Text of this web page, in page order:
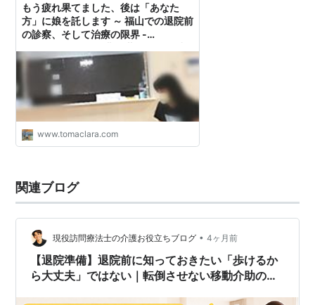
もう疲れ果てました、後は「あなた
方」に娘を託します ～ 福山での退院前
の診察、そして治療の限界 -
でTOEIC980点までの軌跡～
www.tomaclara.com
関連ブログ
現役訪問療法士の介護お役立ちブログ • 4ヶ月前
【退院準備】退院前に知っておきたい「歩けるか
ら大丈夫」ではない｜転倒させない移動介助のポ